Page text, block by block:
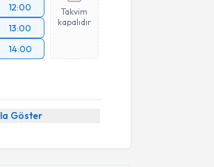
12:00
13:00
14:00
Takvim
kapalıdır
Göster